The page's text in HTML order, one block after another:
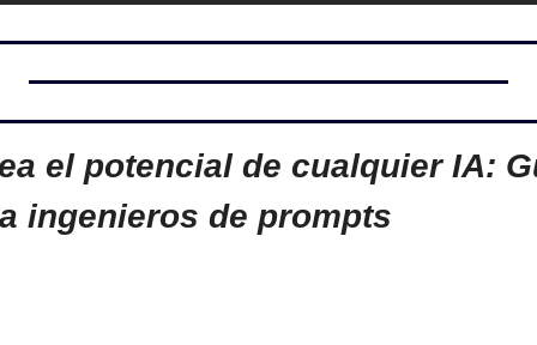
el potencial de cualquier IA:
ingenieros de prompts